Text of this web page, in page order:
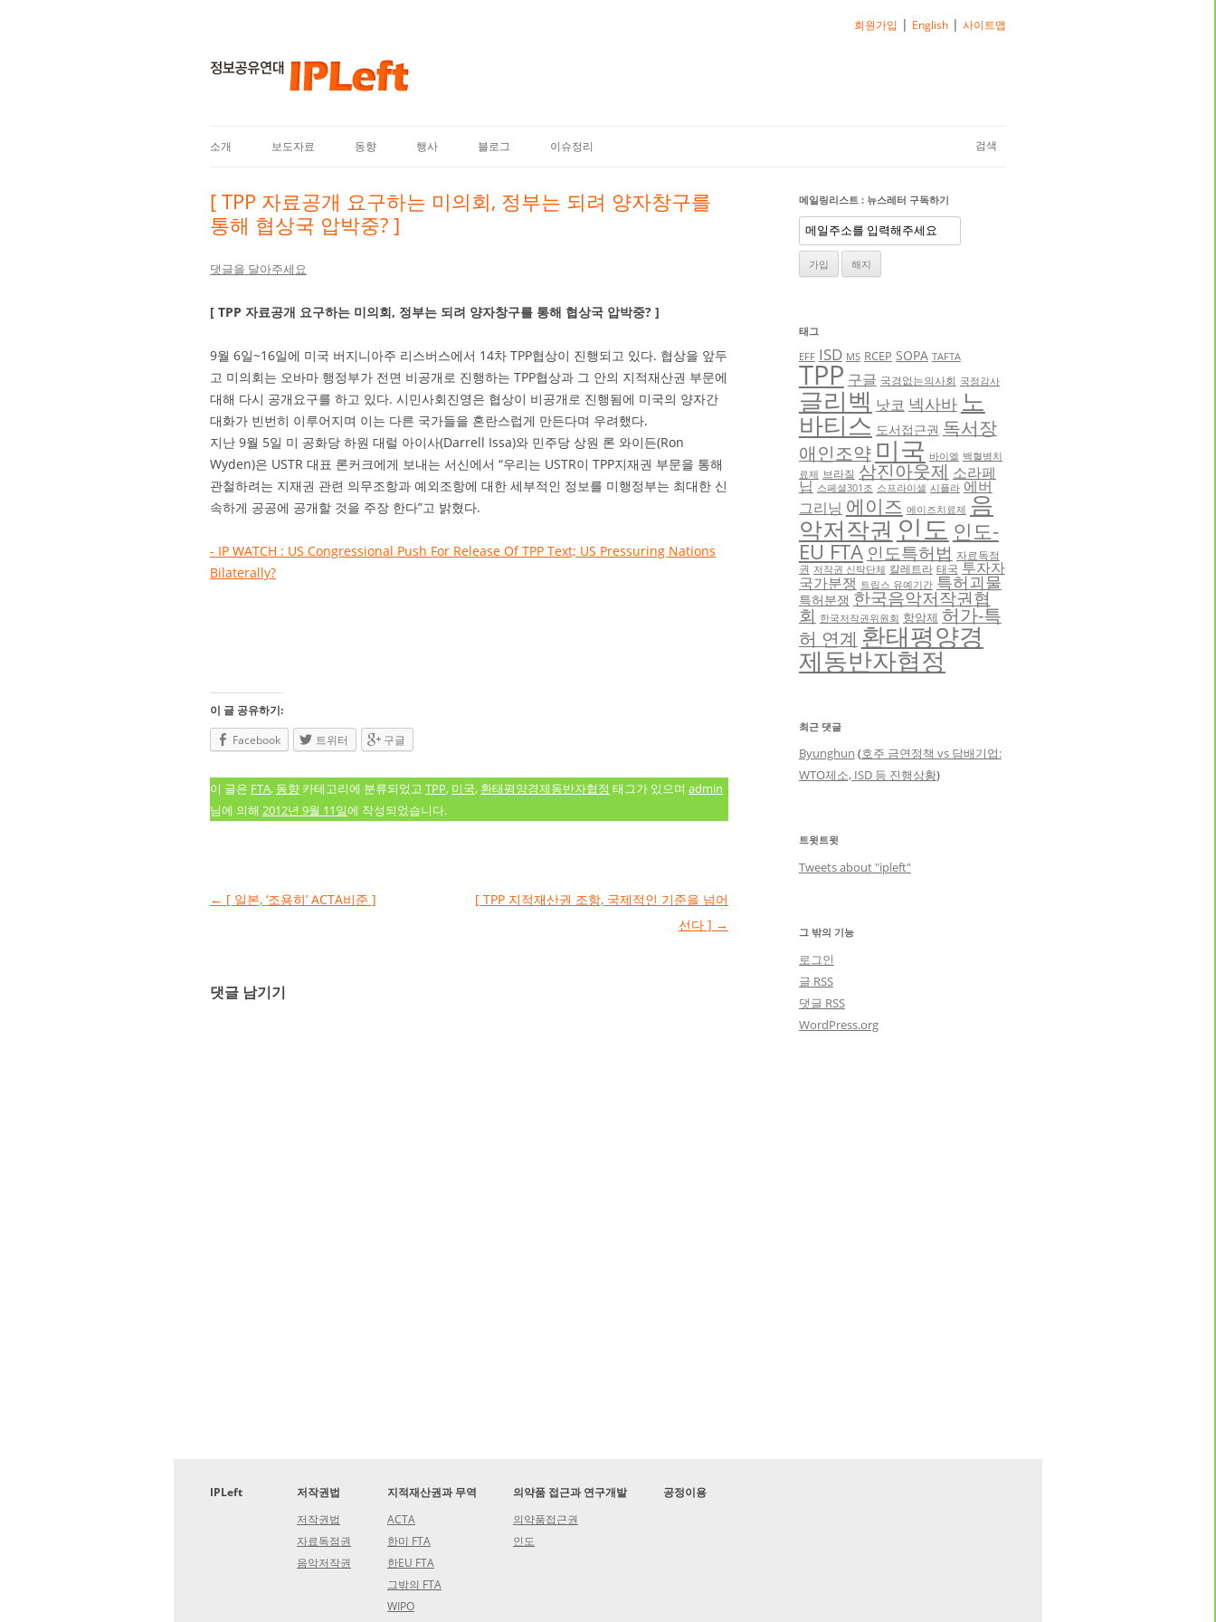
소개 보도자료 동향 행사 블로그 이슈정리 검색
회원가입 | English |사이트맵
[ TPP 자료공개 요구하는 미의회, 정부는 되려 양자창구를
통해 협상국 압박중? ]
댓글을 달아주세요
[ TPP 자료공개 요구하는 미의회, 정부는 되려 양자창구를 통해 협상국 압박중? ]
9월 6일~16일에 미국 버지니아주 리스버스에서 14차 TPP협상이 진행되고 있다. 협상을 앞두
고 미의회는 오바마 행정부가 전면 비공개로 진행하는 TPP협상과 그 안의 지적재산권 부문에
대해 다시 공개요구를 하고 있다. 시민사회진영은 협상이 비공개로 진행됨에 미국의 양자간
대화가 빈번히 이루어지며 이는 다른 국가들을 혼란스럽게 만든다며 우려했다.
지난 9월 5일 미 공화당 하원 대럴 아이사(Darrell Issa)와 민주당 상원 론 와이든(Ron
Wyden)은 USTR 대표 론커크에게 보내는 서신에서 “우리는 USTR이 TPP지재권 부문을 통해
관철하려는 지재권 관련 의무조항과 예외조항에 대한 세부적인 정보를 미행정부는 최대한 신
속하게 공공에 공개할 것을 주장 한다”고 밝혔다.
- IP WATCH : US Congressional Push For Release Of TPP Text; US Pressuring Nations
Bilaterally?
이 글 공유하기:
Facebook
트위터 구글
이 글은 FTA, 동향 카테고리에 분류되었고 TPP, 미국, 환태평양경제동반자협정 태그가 있으며 admin
님에 의해 2012년 9월 11일에 작성되었습니다.
글 네비게이션
← [ 일본, ‘조용히’ ACTA비준 ]
[ TPP 지적재산권 조항, 국제적인 기준을 넘어
선다 ] →
댓글 남기기
메일링리스트 : 뉴스레터 구독하기
태그
EFF ISD MS RCEP SOPA TAFTA
TPP 구글 국경없는의사회 국정감사
글리벡 낫코 넥사바 노
바티스 도서접근권 독서장
애인조약 미국 바이엘 백혈병치
료제 브라질 삼진아웃제 소라페
닙 스페셜301조 스프라이셀 시플라 에버
그리닝 에이즈 에이즈치료제 음
악저작권 인도 인도-
EU FTA 인도특허법 자료독점
권 저작권 신탁단체 칼레트라 태국 투자자
국가분쟁 트립스 유예기간 특허괴물
특허분쟁 한국음악저작권협
회 한국저작권위원회 항암제 허가-특
허 연계 환태평양경
제동반자협정
최근 댓글
Byunghun (호주 금연정책 vs 담배기업:
WTO제소, ISD 등 진행상황)
트윗트윗
Tweets about "ipleft"
그 밖의 기능
로그인
글 RSS
댓글 RSS
WordPress.org
IPLeft
저작권법
저작권법
자료독점권
음악저작권
지적재산권과 무역
ACTA
한미 FTA
한EU FTA
그밖의 FTA
WIPO
의약품 접근과 연구개발
의약품접근권
인도
공정이용